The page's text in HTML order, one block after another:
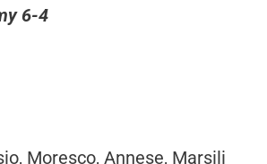
6-4
Moresco, Annese, Marsili